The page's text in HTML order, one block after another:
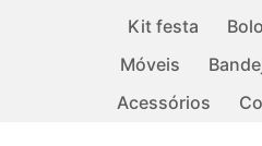
Kit festa
Móveis
Acessórios